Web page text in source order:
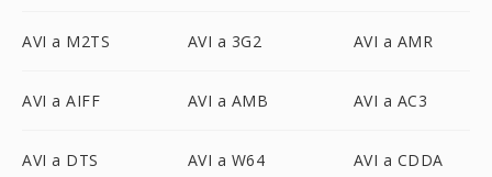
AVI a M2TS AVI a 3G2 AVI a AMR
AVI a AIFF AVI a AMB AVI a AC3
AVI a DTS AVI a W64 AVI a CDDA